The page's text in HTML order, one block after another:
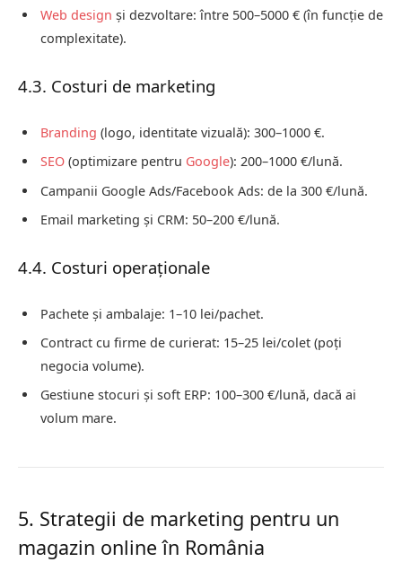
Web design și dezvoltare: între 500–5000 € (în funcție de
complexitate).
4.3. Costuri de marketing
Branding (logo, identitate vizuală): 300–1000 €.
SEO (optimizare pentru Google): 200–1000 €/lună.
Campanii Google Ads/Facebook Ads: de la 300 €/lună.
Email marketing și CRM: 50–200 €/lună.
4.4. Costuri operaționale
Pachete și ambalaje: 1–10 lei/pachet.
Contract cu firme de curierat: 15–25 lei/colet (poți
negocia volume).
Gestiune stocuri și soft ERP: 100–300 €/lună, dacă ai
volum mare.
5. Strategii de marketing pentru un
magazin online în România